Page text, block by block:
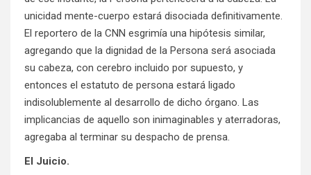
unicidad mente-cuerpo estará disociada definitivamente.
El reportero de la CNN esgrimía una hipótesis similar,
agregando que la dignidad de la Persona será asociada
su cabeza, con cerebro incluido por supuesto, y
entonces el estatuto de persona estará ligado
indisolublemente al desarrollo de dicho órgano. Las
implicancias de aquello son inimaginables y aterradoras,
agregaba al terminar su despacho de prensa.
El Juicio.